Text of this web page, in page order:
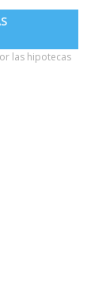
las hipotecas